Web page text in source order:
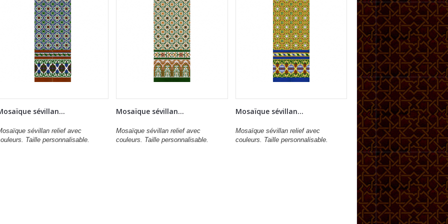
sévillan...
sévillan relief avec
Taille personnalisable.
Mosaïque sévillan...
Mosaïque sévillan relief avec
couleurs. Taille personnalisable.
Mosaïque sévillan...
Mosaïque sévillan relief avec
couleurs. Taille personnalisable.